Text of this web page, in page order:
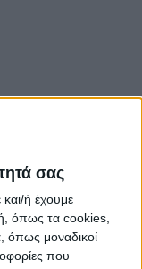
σας
ή έχουμε
όπως τα cookies,
όπως μοναδικοί
που
2026-06-
Συσκευασίες